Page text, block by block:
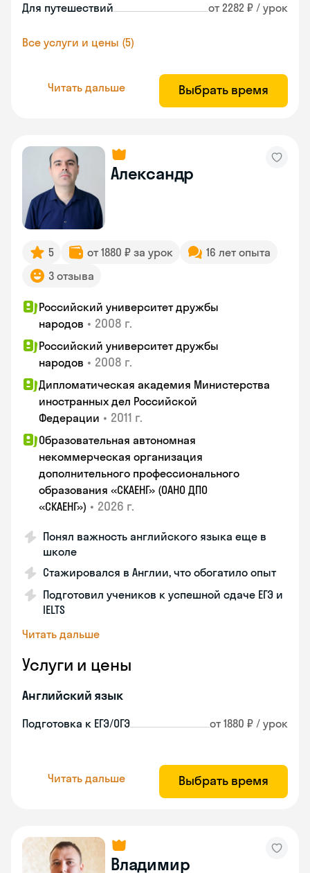
Для путешествий от 2282 ₽ / урок
Все услуги и цены (5)
Читать дальше Выбрать время
Александр
5 от 1880 ₽ за урок
16 лет опыта
3 отзыва
Российский университет дружбы
народов • 2008 г.
Российский университет дружбы
народов • 2008 г.
Дипломатическая академия Министерства
иностранных дел Российской
Федерации • 2011 г.
Образовательная автономная
некоммерческая организация
дополнительного профессионального
образования «СКАЕНГ» (ОАНО ДПО
«СКАЕНГ») • 2026 г.
Понял важность английского языка еще в
школе
Стажировался в Англии, что обогатило опыт
Подготовил учеников к успешной сдаче ЕГЭ и
IELTS
Читать дальше
Услуги и цены
Английский язык
Подготовка к ЕГЭ/ОГЭ от 1880 ₽ / урок
Читать дальше Выбрать время
Владимир